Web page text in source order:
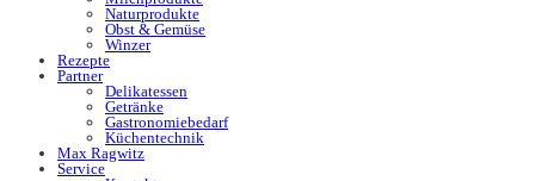
Naturprodukte
Obst & Gemüse
Winzer
Rezepte
Partner
Delikatessen
Getränke
Gastronomiebedarf
Küchentechnik
Max Ragwitz
Service